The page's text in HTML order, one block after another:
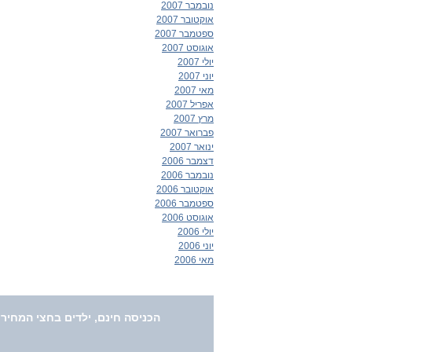
נובמבר 2007
אוקטובר 2007
ספטמבר 2007
אוגוסט 2007
יולי 2007
יוני 2007
מאי 2007
אפריל 2007
מרץ 2007
פברואר 2007
ינואר 2007
דצמבר 2006
נובמבר 2006
אוקטובר 2006
ספטמבר 2006
אוגוסט 2006
יולי 2006
יוני 2006
מאי 2006
הכניסה חינם, ילדים בחצי המחיר